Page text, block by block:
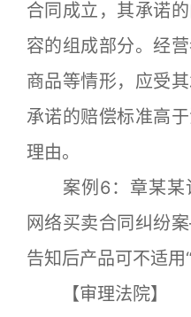
合同成立，其承诺
容的组成部分。经
商品等情形，应受
承诺的赔偿标准高
理由。
案例6：章某某
网络买卖合同纠纷
告知后产品可不适用
【审理法院】